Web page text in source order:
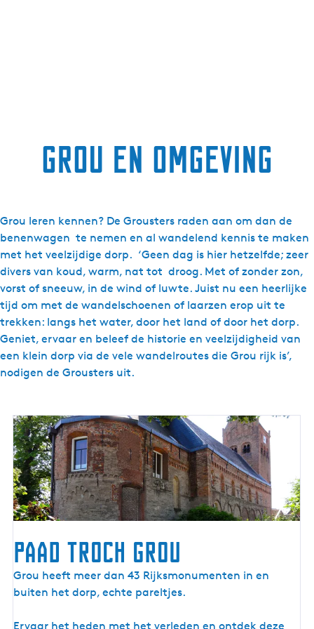
Grou en omgeving
Grou leren kennen? De Grousters raden aan om dan de
benenwagen te nemen en al wandelend kennis te maken
met het veelzijdige dorp. ‘Geen dag is hier hetzelfde; zeer
divers van koud, warm, nat tot droog. Met of zonder zon,
vorst of sneeuw, in de wind of luwte. Juist nu een heerlijke
tijd om met de wandelschoenen of laarzen erop uit te
trekken: langs het water, door het land of door het dorp.
Geniet, ervaar en beleef de historie en veelzijdigheid van
een klein dorp via de vele wandelroutes die Grou rijk is’,
nodigen de Grousters uit.
Paad troch Grou
Grou heeft meer dan 43 Rijksmonumenten in en
buiten het dorp, echte pareltjes.
Ervaar het heden met het verleden en ontdek deze